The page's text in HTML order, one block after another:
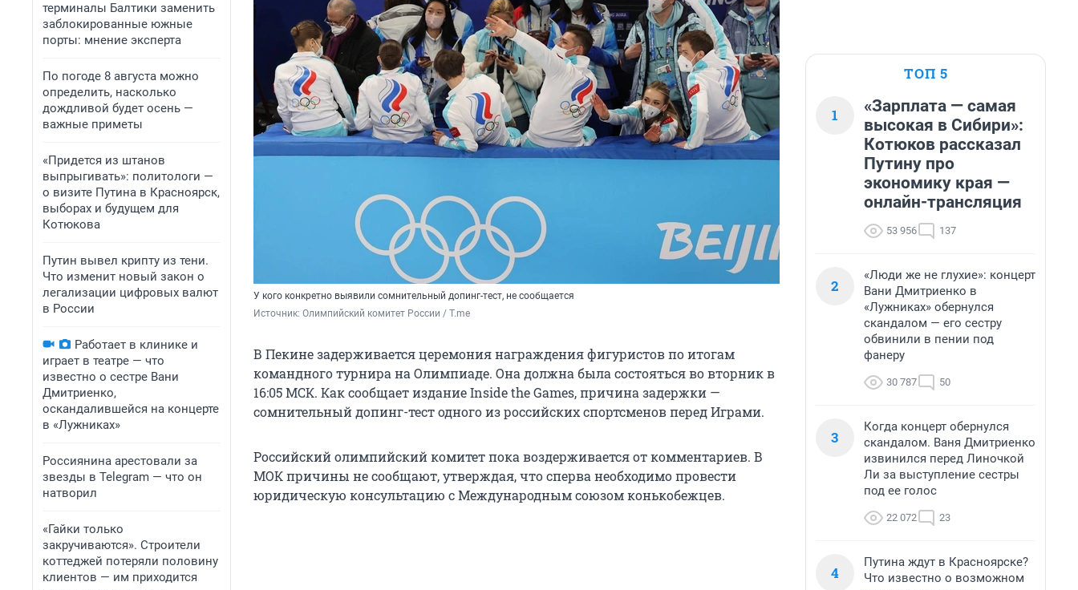
терминалы Балтики заменить
заблокированные южные
порты: мнение эксперта
По погоде 8 августа можно
определить, насколько
дождливой будет осень —
важные приметы
«Придется из штанов
выпрыгивать»: политологи —
о визите Путина в Красноярск,
выборах и будущем для
Котюкова
Путин вывел крипту из тени.
Что изменит новый закон о
легализации цифровых валют
в России
Работает в клинике и
играет в театре — что
известно о сестре Вани
Дмитриенко,
оскандалившейся на концерте
в «Лужниках»
Россиянина арестовали за
звезды в Telegram — что он
натворил
«Гайки только
закручиваются». Строители
коттеджей потеряли половину
клиентов — им приходится
У кого конкретно выявили сомнительный допинг-тест, не сообщается
Источник: Олимпийский комитет России / T.me
В Пекине задерживается церемония награждения фигуристов по итогам
командного турнира на Олимпиаде. Она должна была состояться во вторник в
16:05 МСК. Как сообщает издание Inside the Games, причина задержки —
сомнительный допинг-тест одного из российских спортсменов перед Играми.
Российский олимпийский комитет пока воздерживается от комментариев. В
МОК причины не сообщают, утверждая, что сперва необходимо провести
юридическую консультацию с Международным союзом конькобежцев.
ТОП 5
1
«Зарплата — самая
высокая в Сибири»:
Котюков рассказал
Путину про
экономику края —
онлайн-трансляция
53 956 137
2
«Люди же не глухие»: концерт
Вани Дмитриенко в
«Лужниках» обернулся
скандалом — его сестру
обвинили в пении под
фанеру
30 787 50
3
Когда концерт обернулся
скандалом. Ваня Дмитриенко
извинился перед Линочкой
Ли за выступление сестры
под ее голос
22 072 23
4
Путина ждут в Красноярске?
Что известно о возможном